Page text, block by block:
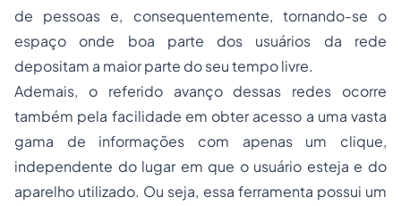
de pessoas e, consequentemente, tornando-se o
espaço onde boa parte dos usuários da rede
depositam a maior parte do seu tempo livre.
Ademais, o referido avanço dessas redes ocorre
também pela facilidade em obter acesso a uma vasta
gama de informações com apenas um clique,
independente do lugar em que o usuário esteja e do
aparelho utilizado. Ou seja, essa ferramenta possui um